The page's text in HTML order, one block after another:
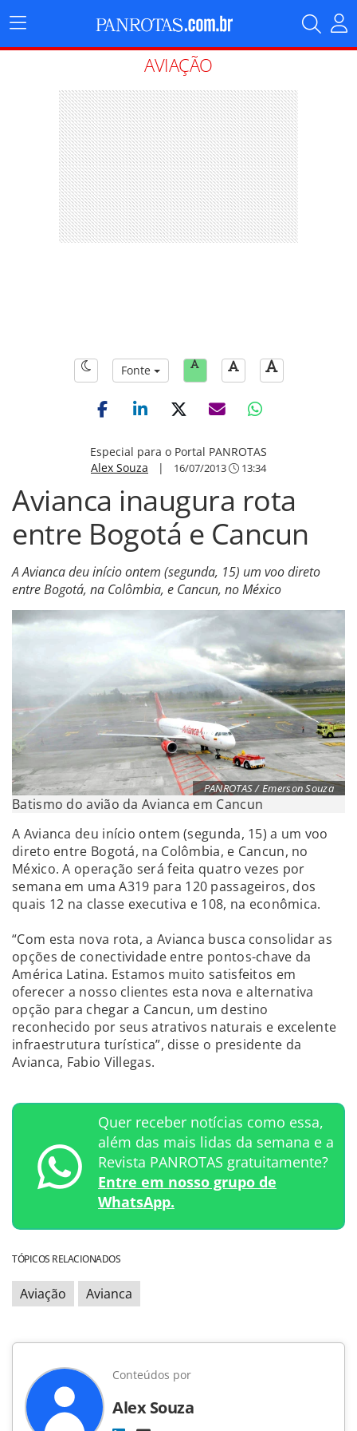
Menu
Principal
AVIAÇÃO
Fonte
Especial para o Portal PANROTAS
Alex Souza | 16/07/2013 13:34
Avianca inaugura rota
entre Bogotá e Cancun
A Avianca deu início ontem (segunda, 15) um voo direto
entre Bogotá, na Colômbia, e Cancun, no México
PANROTAS / Emerson Souza
Batismo do avião da Avianca em Cancun
A Avianca deu início ontem (segunda, 15) a um voo
direto entre Bogotá, na Colômbia, e Cancun, no
México. A operação será feita quatro vezes por
semana em uma A319 para 120 passageiros, dos
quais 12 na classe executiva e 108, na econômica.
“Com esta nova rota, a Avianca busca consolidar as
opções de conectividade entre pontos-chave da
América Latina. Estamos muito satisfeitos em
oferecer a nosso clientes esta nova e alternativa
opção para chegar a Cancun, um destino
reconhecido por seus atrativos naturais e excelente
infraestrutura turística”, disse o presidente da
Avianca, Fabio Villegas.
Quer receber notícias como essa,
além das mais lidas da semana e a
Revista PANROTAS gratuitamente?
Entre em nosso grupo de
WhatsApp.
TÓPICOS RELACIONADOS
Aviação Avianca
Conteúdos por
Alex Souza